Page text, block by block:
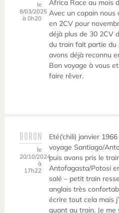
le
8/03/2025
à 0h20
Africa Race au mois
Avec un copain nous
en 2CV pour
déjà plus de 30 2CV
du train fait partie du
avons déjà reconnu
Bon voyage à vous
faire rêver.
BORON
le
20/10/2024
à
17h22
Eté(‘chili) janvier
voyage Santiago/
puis avons pris le
Antofagasta/Potosi
salé – petit train
anglais très
écrire tout cela mais
quant au train. Je me